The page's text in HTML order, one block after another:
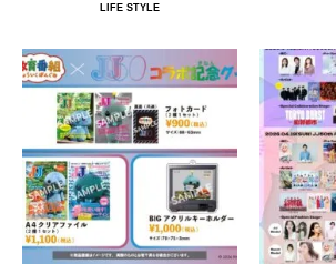
LIFE STYLE